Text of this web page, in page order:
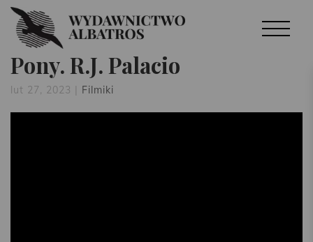
Pony. R.J. Palacio
lut 27, 2023 | Filmiki